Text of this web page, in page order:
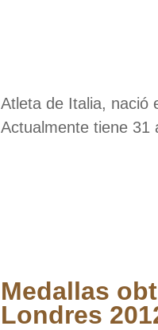
Atleta de Italia, nació
Actualmente tiene 31
Medallas
Londres